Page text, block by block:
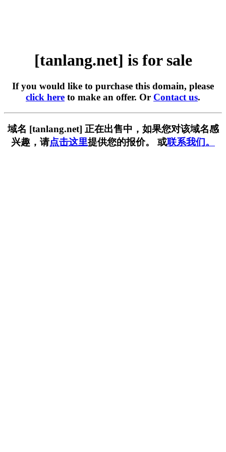
[tanlang.net] is for sale
If you would like to purchase this domain, please
click here to make an offer. Or Contact us.
域名 [tanlang.net] 正在出售中，如果您对该域名感
兴趣，请点击这里提供您的报价。 或联系我们。